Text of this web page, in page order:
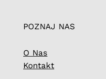
POZNAJ NAS
O Nas
Kontakt